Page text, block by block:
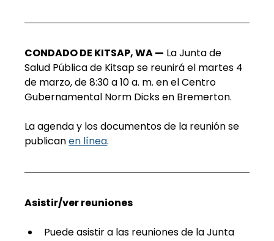
CONDADO DE KITSAP, WA — La Junta de
Salud Pública de Kitsap se reunirá el martes 4
de marzo, de8:30 a 10 a. m. en el Centro
Gubernamental Norm Dicks en Bremerton.
La agenda y los documentos de la reunión se
publicanen línea.
Asistir/ver reuniones
Puede asistir a las reuniones de la Junta